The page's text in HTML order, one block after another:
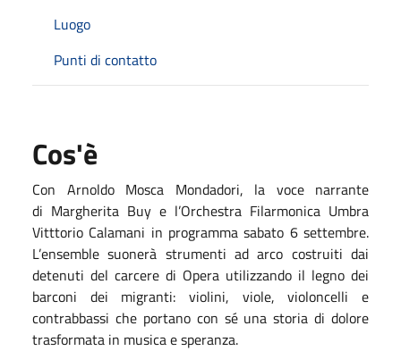
Luogo
Punti di contatto
Cos'è
Con Arnoldo Mosca Mondadori, la voce narrante
di Margherita Buy e l’Orchestra Filarmonica Umbra
Vitttorio Calamani in programma sabato 6 settembre.
L’ensemble suonerà strumenti ad arco costruiti dai
detenuti del carcere di Opera utilizzando il legno dei
barconi dei migranti: violini, viole, violoncelli e
contrabbassi che portano con sé una storia di dolore
trasformata in musica e speranza.